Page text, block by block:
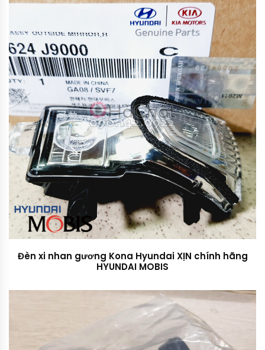
Đèn xi nhan gương Kona Hyundai XỊN chính hãng
HYUNDAI MOBIS